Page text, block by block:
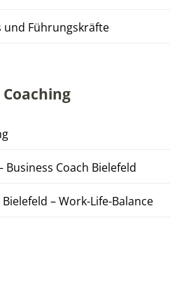
und Führungskräfte
Coach Bielefeld
– Work-Life-Balance